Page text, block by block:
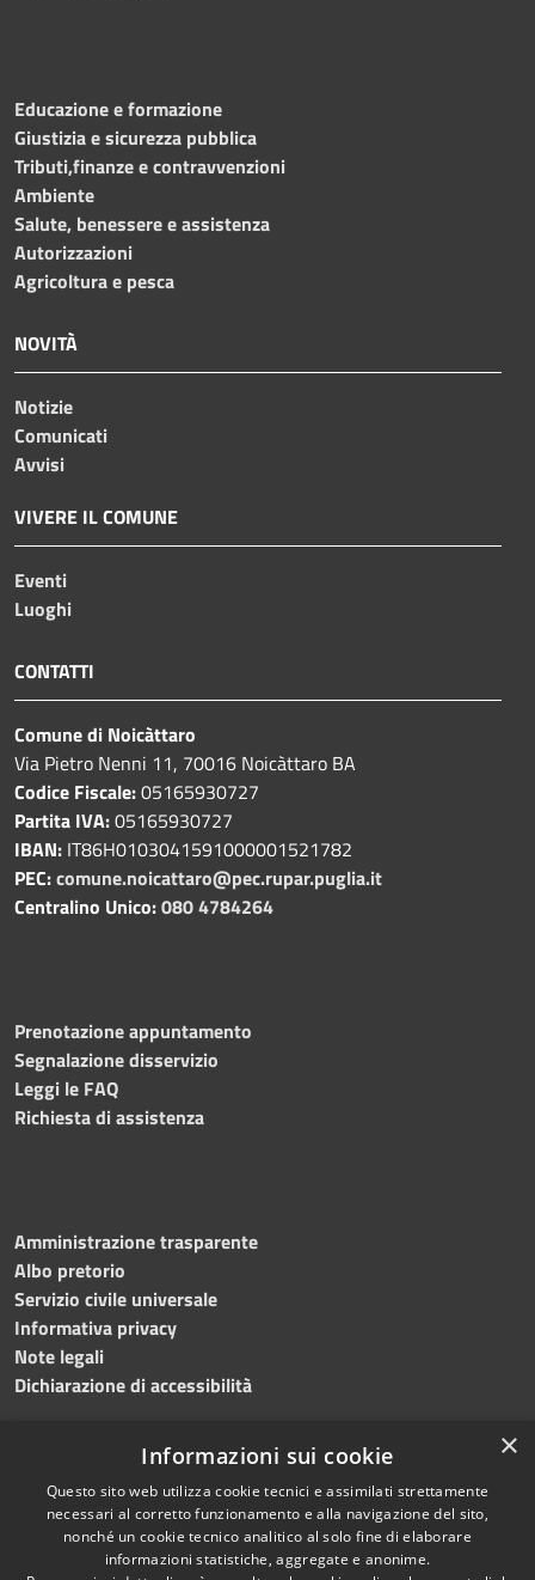
Educazione e formazione
Giustizia e sicurezza pubblica
Tributi,finanze e contravvenzioni
Ambiente
Salute, benessere e assistenza
Autorizzazioni
Agricoltura e pesca
NOVITÀ
Notizie
Comunicati
Avvisi
VIVERE IL COMUNE
Eventi
Luoghi
CONTATTI
Comune di Noicàttaro
Via Pietro Nenni 11, 70016 Noicàttaro BA
Codice Fiscale:05165930727
Partita IVA:05165930727
IBAN: IT86H0103041591000001521782
PEC:comune.noicattaro@pec.rupar.puglia.it
Centralino Unico:080 4784264
Prenotazione appuntamento
Segnalazione disservizio
Leggi le FAQ
Richiesta di assistenza
Amministrazione trasparente
Albo pretorio
Servizio civile universale
Informativa privacy
Note legali
Dichiarazione di accessibilità
RSS
Accessibilità
Copyright © 2023 •
Comune di Noicàttaro
Powered byMunicipium
×
Informazioni sui cookie
Questo sito web utilizza cookie tecnici e assimilati strettamente
necessari al corretto funzionamento e alla navigazione del sito,
nonché un cookie tecnico analitico al solo fine di elaborare
informazioni statistiche, aggregate e anonime.